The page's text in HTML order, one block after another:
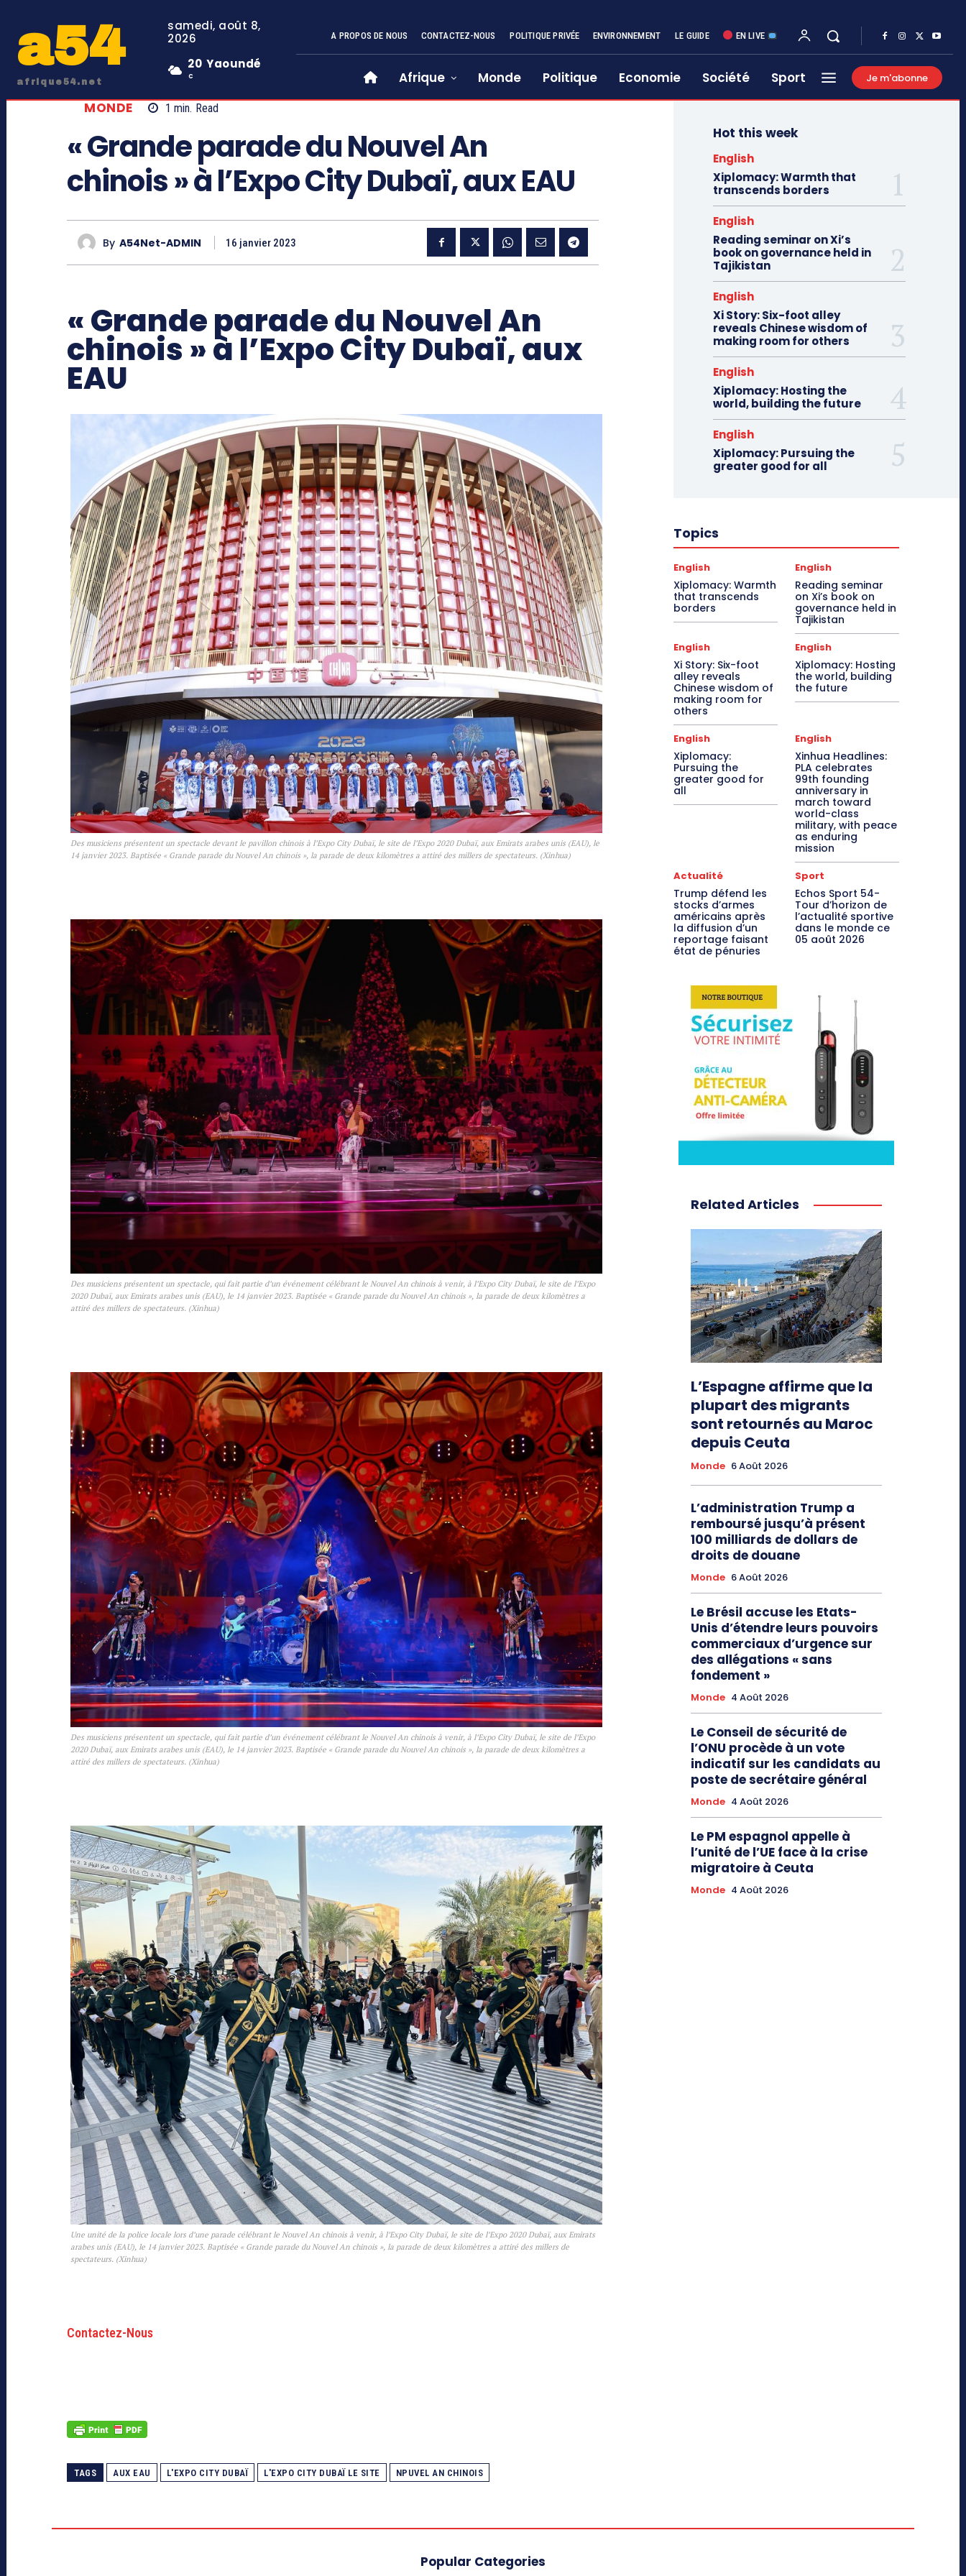
a54
afrique54.net
samedi, août 8,
2026
20
C
Yaoundé
A PROPOS DE NOUS CONTACTEZ-NOUS POLITIQUE PRIVÉE ENVIRONNEMENT LE GUIDE EN LIVE
Afrique Monde Politique Economie Société Sport Je m'abonne
MONDE 1 min. Read
« Grande parade du Nouvel An
chinois » à l’Expo City Dubaï, aux EAU
By A54Net-ADMIN 16 janvier 2023
« Grande parade du Nouvel An
chinois » à l’Expo City Dubaï, aux
EAU
Des musiciens présentent un spectacle devant le pavillon chinois à l’Expo City Dubaï, le site de l’Expo 2020 Dubaï, aux Emirats arabes unis (EAU), le
14 janvier 2023. Baptisée « Grande parade du Nouvel An chinois », la parade de deux kilomètres a attiré des millers de spectateurs. (Xinhua)
Des musiciens présentent un spectacle, qui fait partie d’un événement célébrant le Nouvel An chinois à venir, à l’Expo City Dubaï, le site de l’Expo
2020 Dubaï, aux Emirats arabes unis (EAU), le 14 janvier 2023. Baptisée « Grande parade du Nouvel An chinois », la parade de deux kilomètres a
attiré des millers de spectateurs. (Xinhua)
Des musiciens présentent un spectacle, qui fait partie d’un événement célébrant le Nouvel An chinois à venir, à l’Expo City Dubaï, le site de l’Expo
2020 Dubaï, aux Emirats arabes unis (EAU), le 14 janvier 2023. Baptisée « Grande parade du Nouvel An chinois », la parade de deux kilomètres a
attiré des millers de spectateurs. (Xinhua)
Une unité de la police locale lors d’une parade célébrant le Nouvel An chinois à venir, à l’Expo City Dubaï, le site de l’Expo 2020 Dubaï, aux Emirats
arabes unis (EAU), le 14 janvier 2023. Baptisée « Grande parade du Nouvel An chinois », la parade de deux kilomètres a attiré des millers de
spectateurs. (Xinhua)
Contactez-Nous
TAGS AUX EAU L'EXPO CITY DUBAÏ L'EXPO CITY DUBAÏ LE SITE NPUVEL AN CHINOIS
Hot this week
English
Xiplomacy: Warmth that
transcends borders
English
Reading seminar on Xi’s
book on governance held in
Tajikistan
English
Xi Story: Six-foot alley
reveals Chinese wisdom of
making room for others
English
Xiplomacy: Hosting the
world, building the future
English
Xiplomacy: Pursuing the
greater good for all
Topics
English
Xiplomacy: Warmth
that transcends
borders
English
Reading seminar
on Xi’s book on
governance held in
Tajikistan
English
Xi Story: Six-foot
alley reveals
Chinese wisdom of
making room for
others
English
Xiplomacy: Hosting
the world, building
the future
English
Xiplomacy:
Pursuing the
greater good for
all
English
Xinhua Headlines:
PLA celebrates
99th founding
anniversary in
march toward
world-class
military, with peace
as enduring
mission
Actualité
Trump défend les
stocks d’armes
américains après
la diffusion d’un
reportage faisant
état de pénuries
Sport
Echos Sport 54-
Tour d’horizon de
l’actualité sportive
dans le monde ce
05 août 2026
Related Articles
L’Espagne affirme que la
plupart des migrants
sont retournés au Maroc
depuis Ceuta
Monde 6 Août 2026
L’administration Trump a
remboursé jusqu’à présent
100 milliards de dollars de
droits de douane
Monde 6 Août 2026
Le Brésil accuse les Etats-
Unis d’étendre leurs pouvoirs
commerciaux d’urgence sur
des allégations « sans
fondement »
Monde 4 Août 2026
Le Conseil de sécurité de
l’ONU procède à un vote
indicatif sur les candidats au
poste de secrétaire général
Monde 4 Août 2026
Le PM espagnol appelle à
l’unité de l’UE face à la crise
migratoire à Ceuta
Monde 4 Août 2026
Popular Categories